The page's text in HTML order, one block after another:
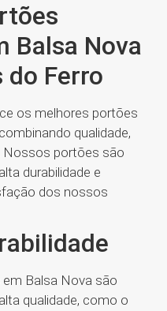
Balsa Nova
do Ferro
os melhores portões
qualidade,
Nossos portões são
durabilidade e
dos nossos
Balsa Nova são
qualidade, como o